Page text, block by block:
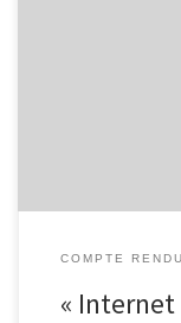
COMPTE RENDU
« Internet